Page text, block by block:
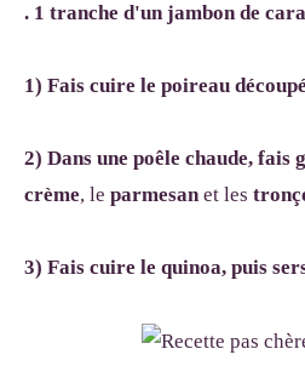
. 1 tranche d'un jambon de
1) Fais cuire le poireau
2) Dans une poêle chaude,
crème, le parmesanet les
3) Fais cuire le quinoa, puis